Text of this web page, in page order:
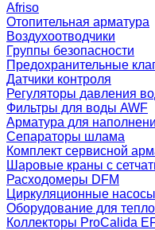
Afriso
Отопительная арматура
Воздухоотводчики
Группы безопасности
Предохранительные
Датчики контроля
Регуляторы давления
Фильтры для воды AWF
Арматура для
Сепараторы шлама
Комплект сервисной
Шаровые краны с
Расходомеры DFM
Циркуляционные
Оборудование для
Коллекторы ProCalida